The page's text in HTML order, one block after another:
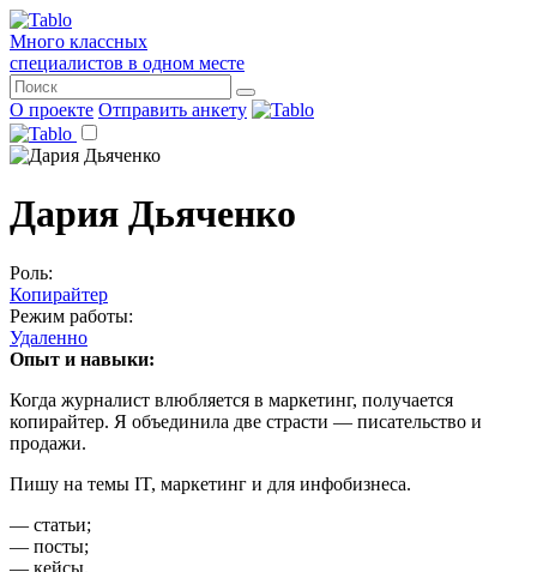
Много классных
специалистов в одном месте
О проекте Отправить анкету
Дария Дьяченко
Роль:
Копирайтер
Режим работы:
Удаленно
Опыт и навыки:
Когда журналист влюбляется в маркетинг, получается
копирайтер. Я объединила две страсти — писательство и
продажи.
Пишу на темы IT, маркетинг и для инфобизнеса.
— статьи;
— посты;
— кейсы.